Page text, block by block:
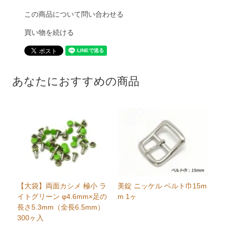
この商品について問い合わせる
買い物を続ける
あなたにおすすめの商品
【大袋】両面カシメ 極小 ラ
イトグリーン φ4.6mm×足の
長さ5.3mm（全長6.5mm）
300ヶ入
美錠 ニッケル ベルト巾15m
m 1ヶ